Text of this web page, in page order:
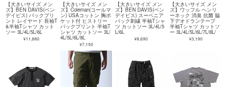
【大きいサイズ メン
ズ】BEN DAVIS(ベン
デイビス) バックプリ
ント レイヤード 長袖T
&半袖Tシャツ カット
ソー 3L/4L/5L/6L
¥11,880
【大きいサイズ メン
ズ】Coleman(コールマ
ン) USAコットン 胸ポ
ケット付 ヒストリー
バックプリント 半袖T
シャツ カットソー 3L/
4L/5L/6L/8L
¥7,150
【大きいサイズ メン
ズ】BEN DAVIS(ベン
デイビス) スーベニア
バック刺繍 半袖Tシャ
ツ カットソー 3L/4L/5
L/6L
¥8,690
【大きいサイズ メン
ズ】ワッフル ヘンリ
ーネック 消臭 抗菌 脇
下デオドランテープ
半袖Tシャツ カットソ
ー 3L/4L/5L/6L/7L/8L/
¥3,190